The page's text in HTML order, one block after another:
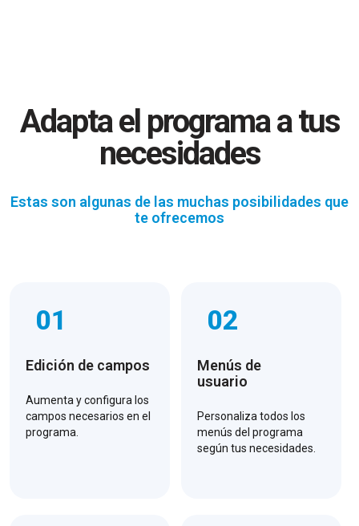
Adapta el programa a tus
necesidades
Estas son algunas de las muchas posibilidades que
te ofrecemos
01
Edición de campos
Aumenta y configura los
campos necesarios en el
programa.
02
Menús de
usuario
Personaliza todos los
menús del programa
según tus necesidades.